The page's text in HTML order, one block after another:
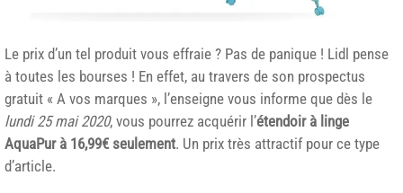
Le prix d’un tel produit vous effraie ? Pas de panique ! Lidl pense
à toutes les bourses ! En effet, au travers de son prospectus
gratuit « A vos marques », l’enseigne vous informe que dès le
lundi 25 mai 2020, vous pourrez acquérir l’étendoir à linge
AquaPur à 16,99€ seulement. Un prix très attractif pour ce type
d’article.